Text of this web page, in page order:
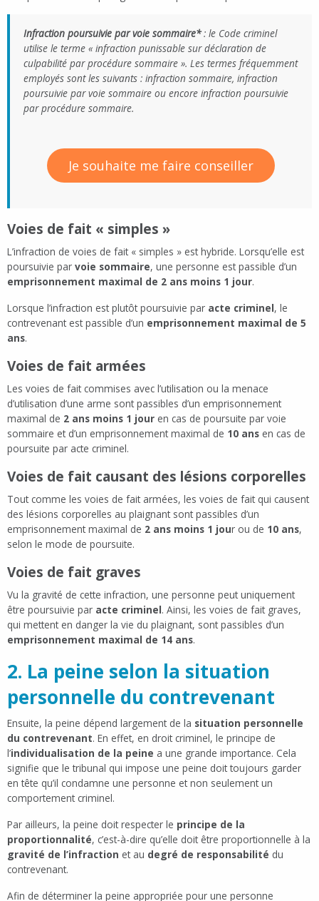
Infraction poursuivie par voie sommaire*: le Code criminel
utilise le terme « infraction punissable sur déclaration de
culpabilité par procédure sommaire ». Les termes fréquemment
employés sont les suivants : infraction sommaire, infraction
poursuivie par voie sommaire ou encore infraction poursuivie
par procédure sommaire.
Je souhaite me faire conseiller
Voies de fait « simples »
L’infraction de voies de fait « simples » est hybride. Lorsqu’elle est
poursuivie par voie sommaire, une personne est passible d’un
emprisonnement maximal de 2 ans moins 1 jour.
Lorsque l’infraction est plutôt poursuivie par acte criminel, le
contrevenant est passible d’un emprisonnement maximal de 5
ans.
Voies de fait armées
Les voies de fait commises avec l’utilisation ou la menace
d’utilisation d’une arme sont passibles d’un emprisonnement
maximal de 2 ans moins 1 jour en cas de poursuite par voie
sommaire et d’un emprisonnement maximal de 10 ans en cas de
poursuite par acte criminel.
Voies de fait causant des lésions corporelles
Tout comme les voies de fait armées, les voies de fait qui causent
des lésions corporelles au plaignant sont passibles d’un
emprisonnement maximal de 2 ans moins 1 jour ou de 10 ans,
selon le mode de poursuite.
Voies de fait graves
Vu la gravité de cette infraction, une personne peut uniquement
être poursuivie par acte criminel. Ainsi, les voies de fait graves,
qui mettent en danger la vie du plaignant, sont passibles d’un
emprisonnement maximal de 14 ans.
2. La peine selon la situation
personnelle du contrevenant
Ensuite, la peine dépend largement de la situation personnelle
du contrevenant. En effet, en droit criminel, le principe de
l’individualisation de la peine a une grande importance. Cela
signifie que le tribunal qui impose une peine doit toujours garder
en tête qu’il condamne une personne et non seulement un
comportement criminel.
Par ailleurs, la peine doit respecter le principe de la
proportionnalité, c’est-à-dire qu’elle doit être proportionnelle à la
gravité de l’infraction et au degré de responsabilité du
contrevenant.
Afin de déterminer la peine appropriée pour une personne